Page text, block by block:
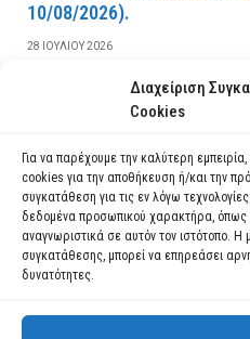
Διαχείριση
Cookies
Για να παρέχουμε την καλύτερη
cookies για την αποθήκευση ή/και την
συγκατάθεση για τις εν λόγω
δεδομένα προσωπικού χαρακτήρα, όπως
αναγνωριστικά σε αυτόν τον ιστότοπο.
συγκατάθεσης, μπορεί να επηρεάσει
δυνατότητες.
10/08/2026).
28 ΙΟΥΛΊΟΥ 2026
ΔΙΑΒΆΣΤΕ ΠΕΡΙΣΣΌΤΕΡΑ